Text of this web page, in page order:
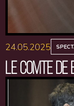
24.05.2025
LE COMTE